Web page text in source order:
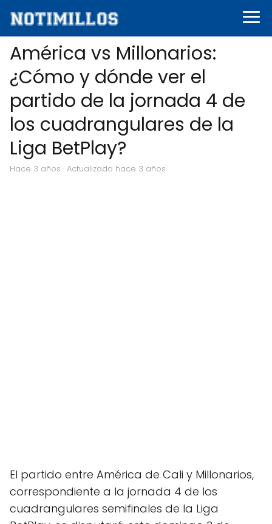
América vs Millonarios:
¿Cómo y dónde ver el
partido de la jornada 4 de
los cuadrangulares de la
Liga BetPlay?
hace 3 años · Actualizado hace 3 años
El partido entre América de Cali y Millonarios,
correspondiente a la jornada 4 de los
cuadrangulares semifinales de la Liga